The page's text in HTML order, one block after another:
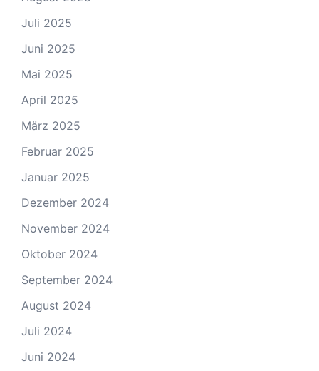
Juli 2025
Juni 2025
Mai 2025
April 2025
März 2025
Februar 2025
Januar 2025
Dezember 2024
November 2024
Oktober 2024
September 2024
August 2024
Juli 2024
Juni 2024